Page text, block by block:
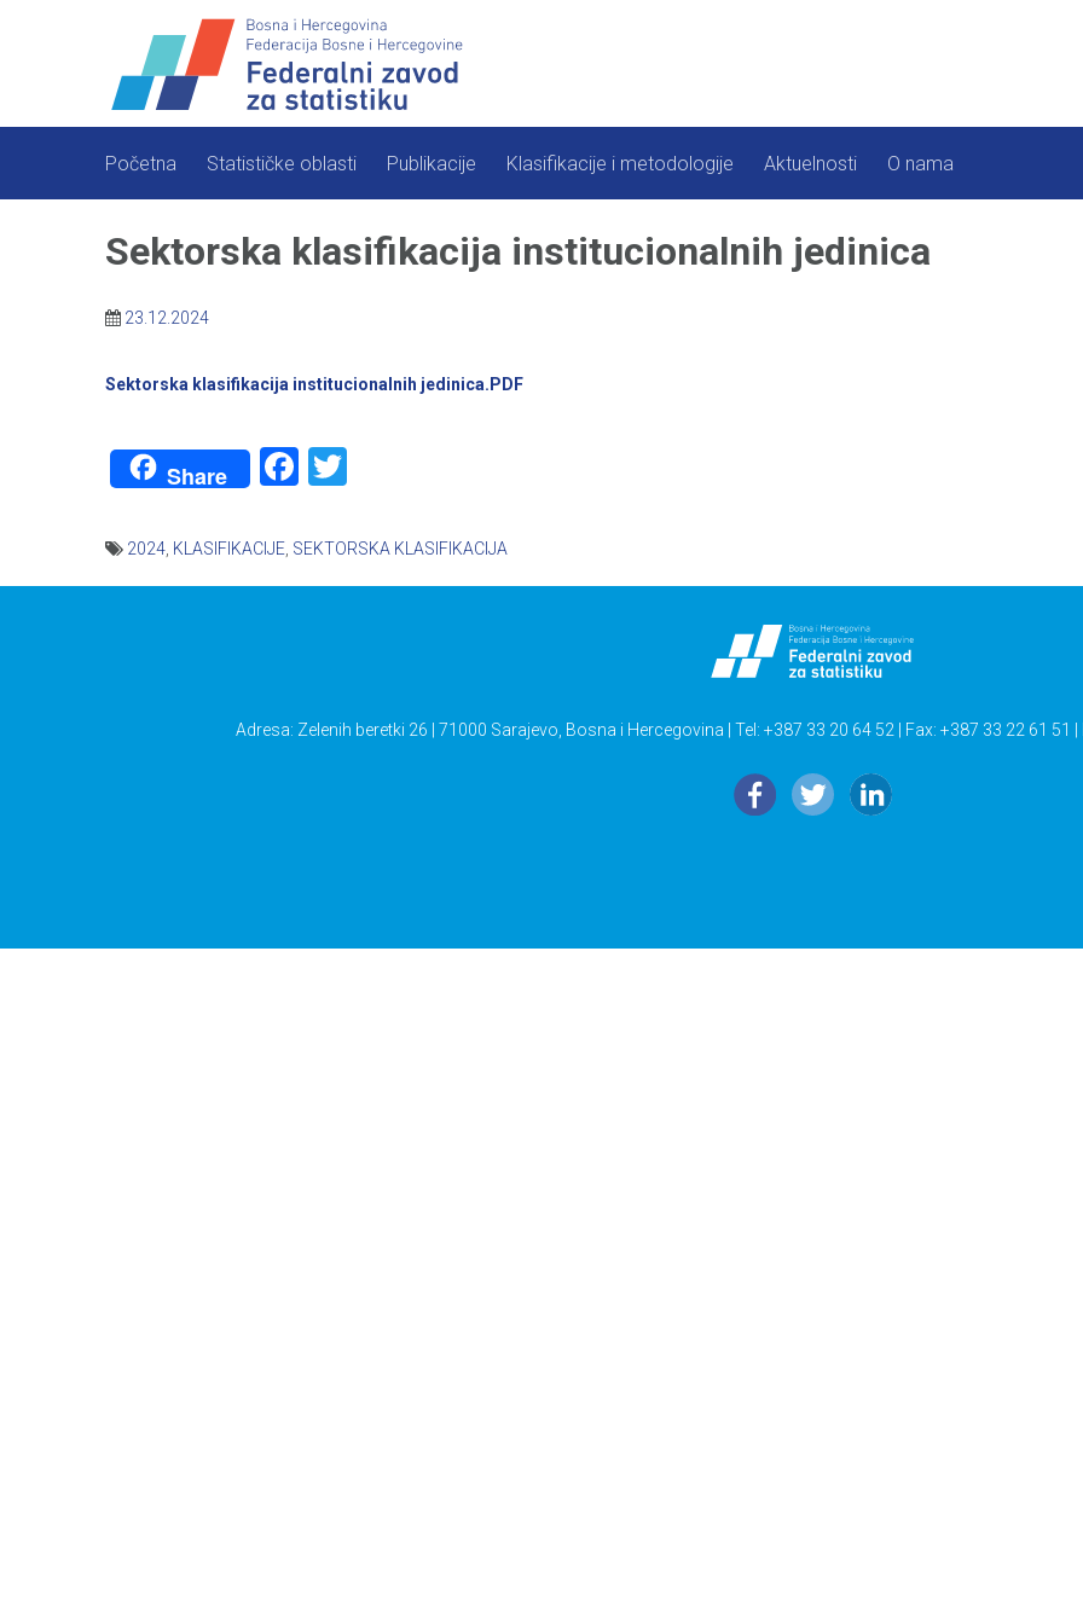
Početna Statističke oblasti Publikacije Klasifikacije i metodologije Aktuelnosti O nama
Sektorska klasifikacija institucionalnih jedinica
23.12.2024
Sektorska klasifikacija institucionalnih jedinica.PDF
Share Facebook
2024 KLASIFIKACIJE SEKTORSKA KLASIFIKACIJA
Adresa: Zelenih beretki 26 | 71000 Sarajevo, Bosna i Hercegovina | Tel: +387 33 20 64 52 | Fax: +387 33 22 61 51 |